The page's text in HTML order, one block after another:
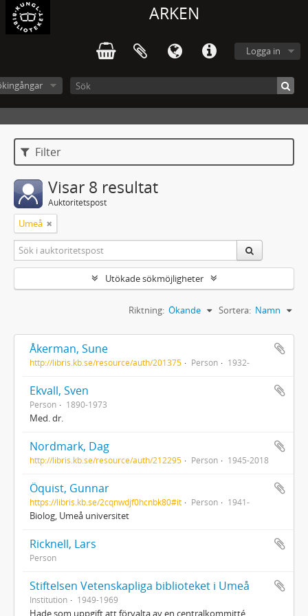
ARKEN
Logga in
Filter
Visar 8 resultat
Auktoritetspost
Umeå
Utökade sökmöjligheter
Sortera: Namn
Riktning: Ökande
Åkerman, Sune
http://libris.kb.se/resource/auth/201375 Person 1932-
Ekvall, Sven
Person 1890-1973
Med. dr.
Nordmark, Dag
http://libris.kb.se/resource/auth/212295 Person 1945-2018
Öquist, Gunnar
https://libris.kb.se/2cqnwdjf0hcnbk80#it Person 1941-
Biolog, Umeå universitet
Ricknell, Lars
Person
Stiftelsen Vetenskapliga biblioteket i Umeå
Institution 1949-1969
Hade som uppgift att förvalta av en centralkommitté